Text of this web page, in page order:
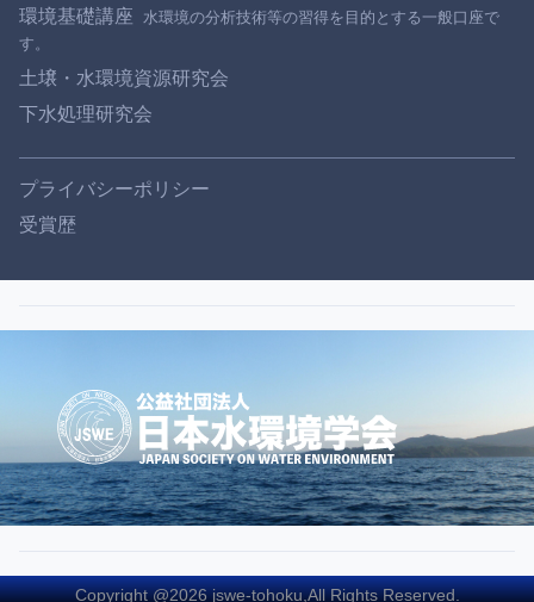
環境基礎講座
土壌・水環境資源研究会
下水処理研究会
プライバシーポリシー
受賞歴
Copyright @2026 jswe-tohoku,All Rights Reserved.